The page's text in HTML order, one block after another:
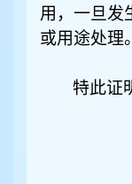
用，一旦发
或用途处理。
特此证